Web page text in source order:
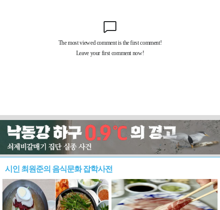
시인 최원준의 음식문화 잡학사전